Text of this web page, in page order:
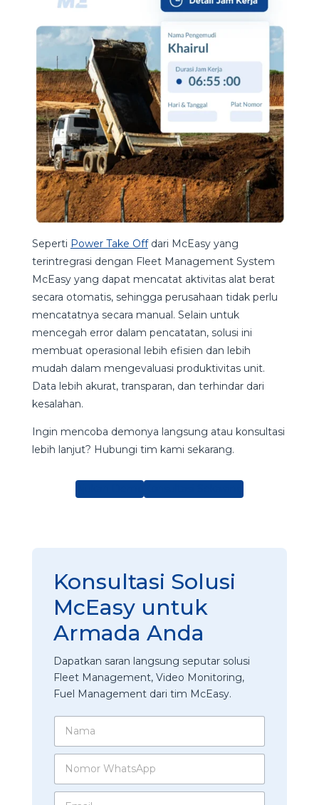
Seperti Power Take Offdari McEasy yang
terintregrasi dengan Fleet Management System
McEasy yang dapat mencatat aktivitas alat berat
secara otomatis, sehingga perusahaan tidak perlu
mencatatnya secara manual. Selain untuk
mencegah error dalam pencatatan, solusi ini
membuat operasional lebih efisien dan lebih
mudah dalam mengevaluasi produktivitas unit.
Data lebih akurat, transparan, dan terhindar dari
kesalahan.
Ingin mencoba demonya langsung atau konsultasi
lebih lanjut? Hubungi tim kami sekarang.
Konsultasi Solusi
McEasy untuk
Armada Anda
Dapatkan saran langsung seputar solusi
Fleet Management, Video Monitoring,
Fuel Management dari tim McEasy.
N
m
N
m
E